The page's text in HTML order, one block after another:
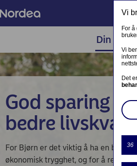
LOGG INN TIL ANDRE
PRIVAT
Kontakt og meldinger
Samtykke lånedokumentasjon
Investortjenester
Din
God sparing
bedre
For Bjørn er det viktig å ha en bank
økonomisk trygghet, og for å
Vi
For
Vi
Det
36